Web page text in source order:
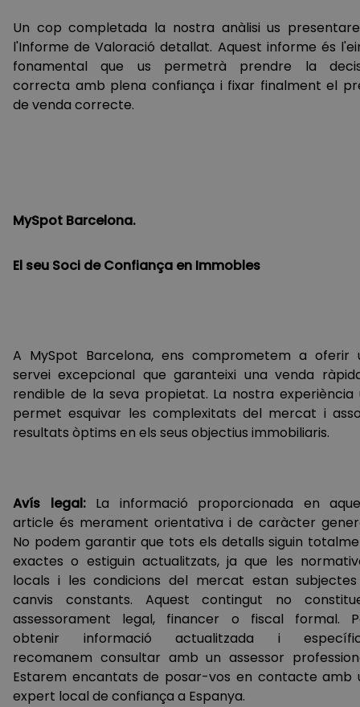
Un cop completada la nostra anàlisi us
l'Informe de Valoració detallat. Aquest informe és
fonamental que us permetrà prendre la
correcta amb plena confiança i fixar finalment el
de venda correcte.
MySpot Barcelona.
El seu Soci de Confiança en Immobles
A MySpot Barcelona, ​​ens comprometem a oferir
servei excepcional que garanteixi una venda
rendible de la seva propietat. La nostra experiència
permet esquivar les complexitats del mercat i
resultats òptims en els seus objectius immobiliaris.
Avís legal:La informació proporcionada en
article és merament orientativa i de caràcter
No podem garantir que tots els detalls siguin
exactes o estiguin actualitzats, ja que les
locals i les condicions del mercat estan
canvis constants. Aquest contingut no
assessorament legal, financer o fiscal formal.
obtenir informació actualitzada i
recomanem consultar amb un assessor
Estarem encantats de posar-vos en contacte amb
expert local de confiança a Espanya.